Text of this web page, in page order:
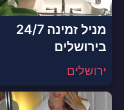
מניל זמינה 24/7
בירושלים
ירושלים